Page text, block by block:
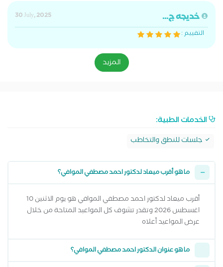
خديجه ج...
30 July, 2025
التقييم :
المزيد
الخدمات الطبية:
جلسات للنطق والتخاطب
ما هو أقرب ميعاد لدكتور احمد مصطفي الموافي؟
أقرب ميعاد لدكتور احمد مصطفي الموافي هو يوم الاثنين 10
اغسطس 2026 وتقدر تشوف كل المواعيد المتاحة من خلال
عرض المواعيد أعلاه
ما هو عنوان الدكتور احمد مصطفي الموافي؟